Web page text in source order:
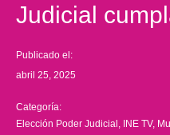
Judicial
Publicado el:
abril 25, 2025
Categoría:
Elección Poder Judicial INE TV,